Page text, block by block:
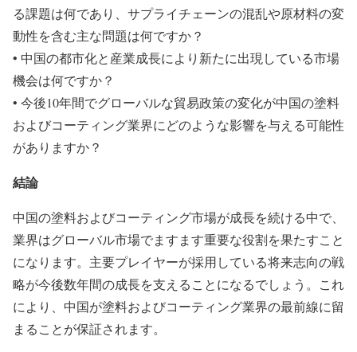
る課題は何であり、サプライチェーンの混乱や原材料の変
動性を含む主な問題は何ですか？
• 中国の都市化と産業成長により新たに出現している市場
機会は何ですか？
• 今後10年間でグローバルな貿易政策の変化が中国の塗料
およびコーティング業界にどのような影響を与える可能性
がありますか？
結論
中国の塗料およびコーティング市場が成長を続ける中で、
業界はグローバル市場でますます重要な役割を果たすこと
になります。主要プレイヤーが採用している将来志向の戦
略が今後数年間の成長を支えることになるでしょう。これ
により、中国が塗料およびコーティング業界の最前線に留
まることが保証されます。